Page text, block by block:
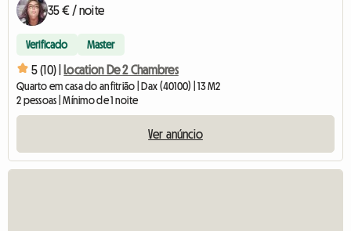
35 € / noite
Verificado Master
5 (10) | Location De 2 Chambres
Quarto em casa do anfitrião | Dax (40100) | 13 M2
2 pessoas | Mínimo de 1 noite
Ver anúncio